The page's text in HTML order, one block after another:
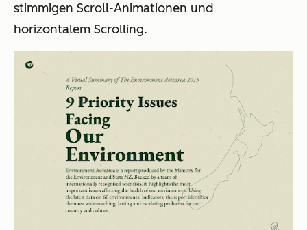
stimmigen Scroll-Animationen und
horizontalem Scrolling.